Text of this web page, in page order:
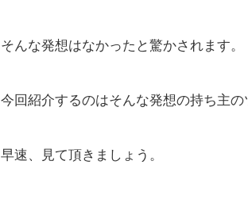
そんな発想はなかったと驚かされます。
今回紹介するのはそんな発想の持ち主
早速、見て頂きましょう。